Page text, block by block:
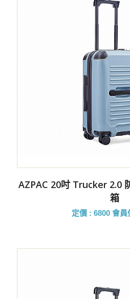
AZPAC 20吋 Trucker 2.0
箱
定價 : 6800 會員